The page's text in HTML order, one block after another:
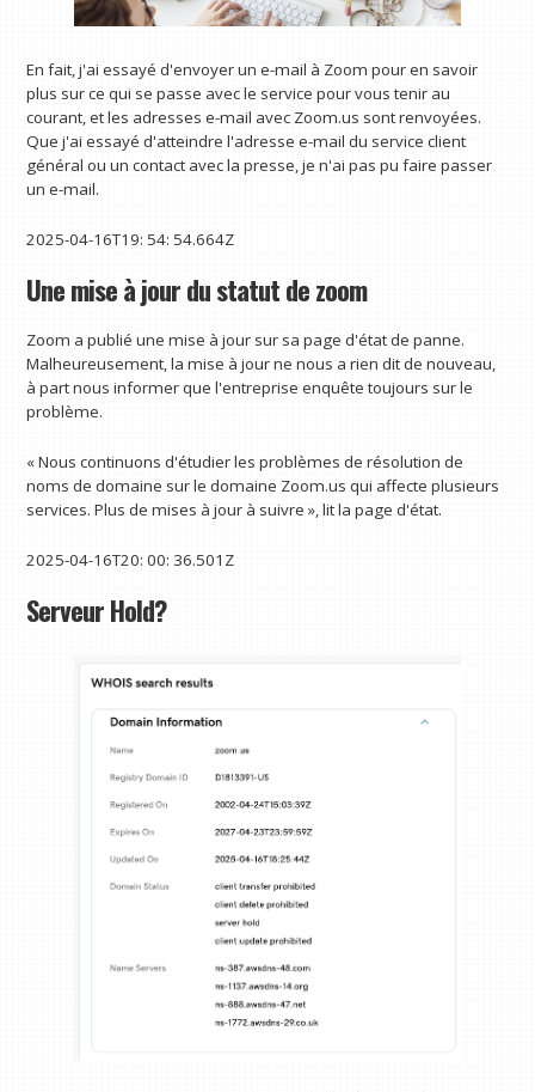
En fait, j'ai essayé d'envoyer un e-mail à Zoom pour en savoir
plus sur ce qui se passe avec le service pour vous tenir au
courant, et les adresses e-mail avec Zoom.us sont renvoyées.
Que j'ai essayé d'atteindre l'adresse e-mail du service client
général ou un contact avec la presse, je n'ai pas pu faire passer
un e-mail.
2025-04-16T19: 54: 54.664Z
Une mise à jour du statut de zoom
Zoom a publié une mise à jour sur sa page d'état de panne.
Malheureusement, la mise à jour ne nous a rien dit de nouveau,
à part nous informer que l'entreprise enquête toujours sur le
problème.
« Nous continuons d'étudier les problèmes de résolution de
noms de domaine sur le domaine Zoom.us qui affecte plusieurs
services. Plus de mises à jour à suivre », lit la page d'état.
2025-04-16T20: 00: 36.501Z
Serveur Hold?